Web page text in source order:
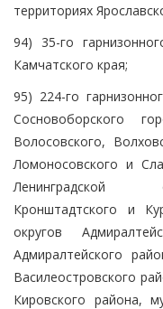
территориях
94) 35-го
Камчатского края;
95) 224-го
Сосновоборского
Волосовского,
Ломоносовского и
Ленинградской
Кронштадтского и
округов
Адмиралтейского
Василеостровского
Кировского района,